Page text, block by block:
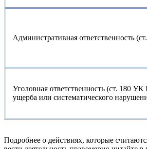
Административная ответственность
Уголовная ответственность (ст. 180
ущерба или систематического
Подробнее о действиях, которые